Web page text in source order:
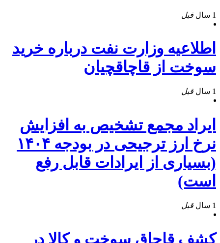
1 سال قبل
اطلاعیه وزارت نفت درباره خرید
سوخت از قاچاقچیان
1 سال قبل
ایراد مجمع تشخیص به افزایش
نرخ ارز ترجیحی در بودجه ۱۴۰۴
(بسیاری از ایرادات قابل رفع
است)
1 سال قبل
کشف قاچاق سوخت و کالا در